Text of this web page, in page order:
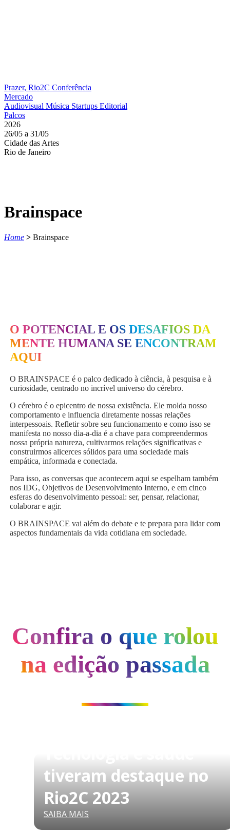
Prazer, Rio2C Conferência
Mercado
Audiovisual Música Startups Editorial
Palcos
2026
26/05 a 31/05
Cidade das Artes
Rio de Janeiro
Brainspace
Home > Brainspace
O POTENCIAL E OS DESAFIOS DA
MENTE HUMANA SE ENCONTRAM
AQUI
O BRAINSPACE é o palco dedicado à ciência, à pesquisa e à
curiosidade, centrado no incrível universo do cérebro.
O cérebro é o epicentro de nossa existência. Ele molda nosso
comportamento e influencia diretamente nossas relações
interpessoais. Refletir sobre seu funcionamento e como isso se
manifesta no nosso dia-a-dia é a chave para compreendermos
nossa própria natureza, cultivarmos relações significativas e
construirmos alicerces sólidos para uma sociedade mais
empática, informada e conectada.
Para isso, as conversas que acontecem aqui se espelham também
nos IDG, Objetivos de Desenvolvimento Interno, e em cinco
esferas do desenvolvimento pessoal: ser, pensar, relacionar,
colaborar e agir.
O BRAINSPACE vai além do debate e te prepara para lidar com
aspectos fundamentais da vida cotidiana em sociedade.
Confira o que rolou
na edição passada
tiveram destaque no
Rio2C 2023
SAIBA MAIS